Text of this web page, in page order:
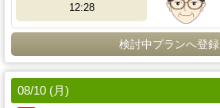
12:28
検討中プランへ登録
08/10 (月)